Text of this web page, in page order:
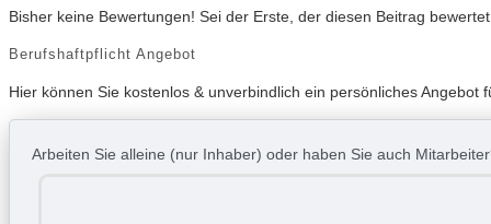
Bisher keine Bewertungen! Sei der Erste, der diesen Beitrag
Berufshaftpflicht Angebot
Hier können Sie kostenlos & unverbindlich ein persönliches
Arbeiten Sie alleine (nur Inhaber) oder haben Sie auch